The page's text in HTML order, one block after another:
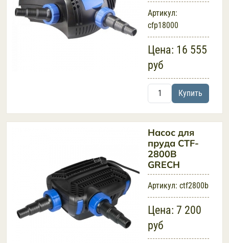
Артикул:
cfp18000
Цена: 16 555
руб
Купить
Насос для
пруда CTF-
2800B
GRECH
Артикул: ctf2800b
Цена: 7 200
руб